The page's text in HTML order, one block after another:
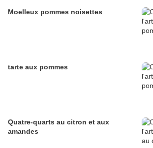
Moelleux pommes noisettes
tarte aux pommes
Quatre-quarts au citron et aux
amandes